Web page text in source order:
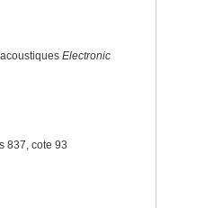
Electronic
837, cote 93